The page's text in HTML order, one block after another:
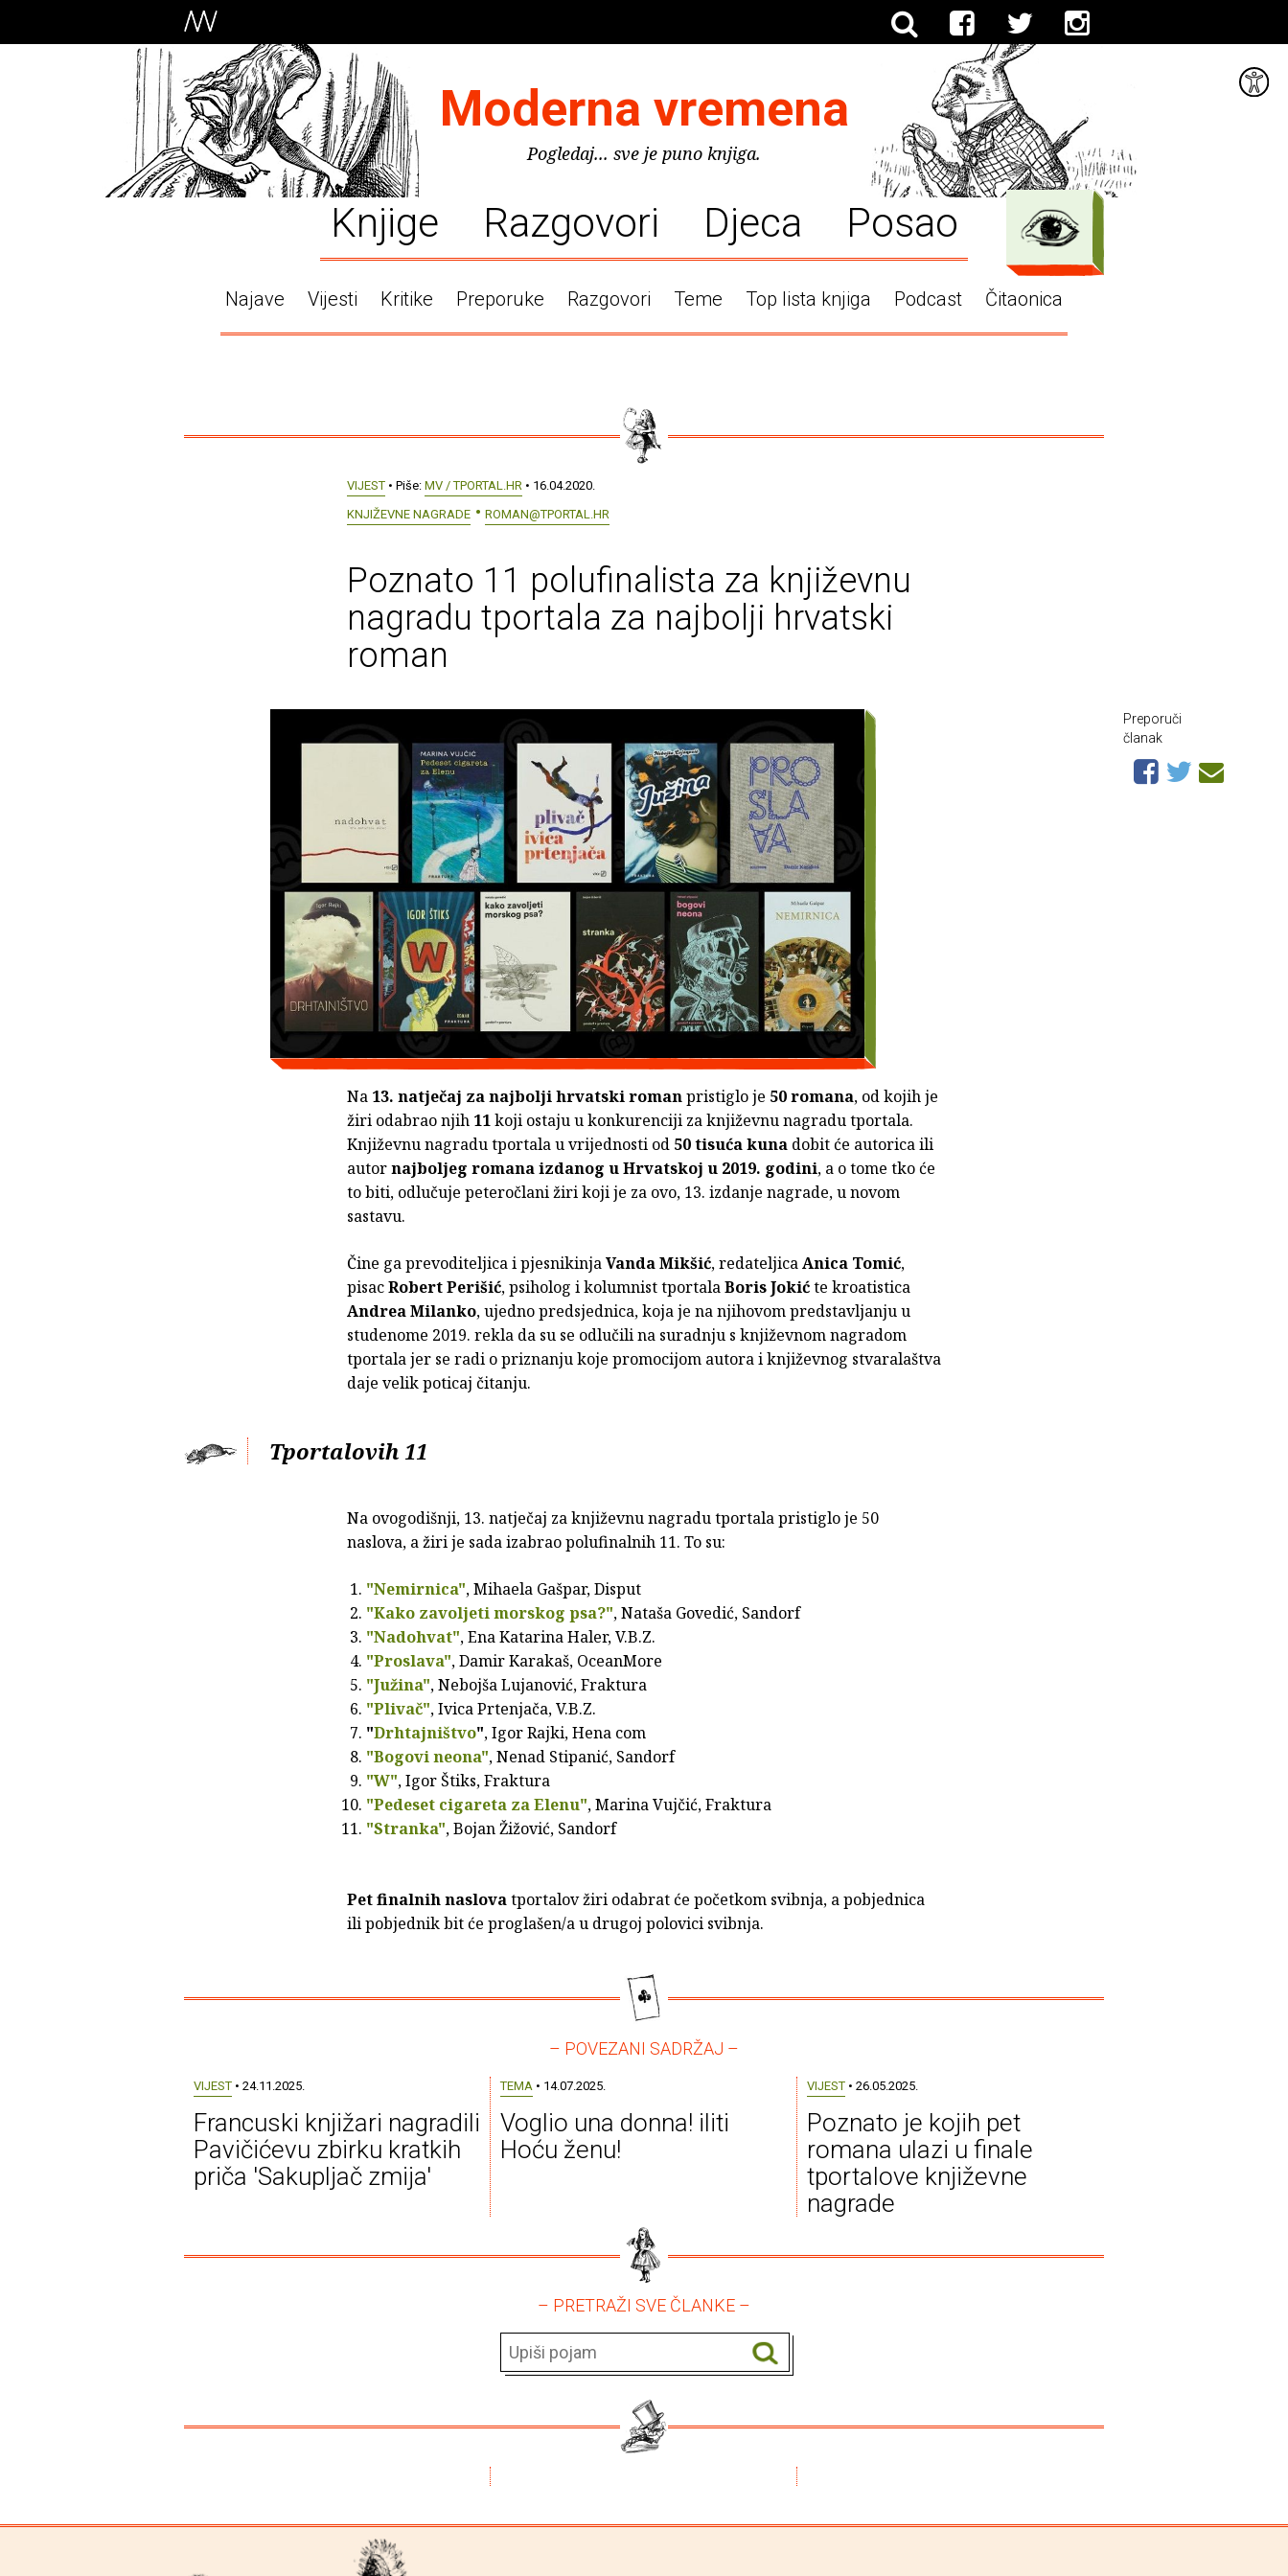
Moderna vremena
Pogledaj... sve je puno knjiga.
Knjige Razgovori Djeca Posao
Najave Vijesti Kritike Preporuke Razgovori Teme Top lista knjiga Podcast Čitaonica
VIJEST • Piše: MV / TPORTAL.HR • 16.04.2020.
KNJIŽEVNE NAGRADE
ROMAN@TPORTAL.HR
Poznato 11 polufinalista za književnu
nagradu tportala za najbolji hrvatski
roman
Na 13. natječaj za najbolji hrvatski romanpristiglo je 50 romana, od kojih je
žiri odabrao njih 11koji ostaju u konkurenciji za književnu nagradu tportala.
Književnu nagradu tportala u vrijednosti od 50 tisuća kuna dobit će autorica ili
autornajboljeg romana izdanog u Hrvatskoj u 2019. godini, a o tome tko će
to biti, odlučuje peteročlani žiri koji je za ovo, 13. izdanje nagrade, u novom
sastavu.
Čine ga prevoditeljica i pjesnikinjaVanda Mikšić, redateljicaAnica Tomić,
pisacRobert Perišić, psiholog i kolumnist tportalaBoris Jokićte kroatistica
Andrea Milanko, ujedno predsjednica, koja je na njihovom predstavljanju u
studenome 2019. rekla da su se odlučili na suradnju s književnom nagradom
tportala jer se radi o priznanju koje promocijom autora i književnog stvaralaštva
daje velik poticaj čitanju.
Tportalovih 11
Na ovogodišnji, 13. natječaj za književnu nagradu tportala pristiglo je 50
naslova, a žiri je sada izabrao polufinalnih 11. To su:
"Nemirnica", Mihaela Gašpar, Disput
"Kako zavoljeti morskog psa?", Nataša Govedić, Sandorf
"Nadohvat", Ena Katarina Haler, V.B.Z.
"Proslava", Damir Karakaš, OceanMore
"Južina", Nebojša Lujanović, Fraktura
"Plivač", Ivica Prtenjača, V.B.Z.
"Drhtajništvo", Igor Rajki, Hena com
"Bogovi neona", Nenad Stipanić, Sandorf
"W", Igor Štiks, Fraktura
"Pedeset cigareta za Elenu", Marina Vujčić, Fraktura
"Stranka", Bojan Žižović, Sandorf
Pet finalnih naslovatportalov žiri odabrat će početkom svibnja, a pobjednica
ili pobjednik bit će proglašen/a u drugoj polovici svibnja.
Preporuči
članak
– POVEZANI SADRŽAJ –
VIJEST• 24.11.2025.
Francuski knjižari nagradili
Pavičićevu zbirku kratkih
priča 'Sakupljač zmija'
TEMA • 14.07.2025.
Voglio una donna! iliti
Hoću ženu!
VIJEST• 26.05.2025.
Poznato je kojih pet
romana ulazi u finale
tportalove književne
nagrade
– PRETRAŽI SVE ČLANKE –